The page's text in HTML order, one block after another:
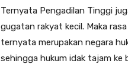
Ternyata Pengadilan Tinggi
gugatan rakyat kecil. Maka
ternyata merupakan negara
sehingga hukum idak tajam ke